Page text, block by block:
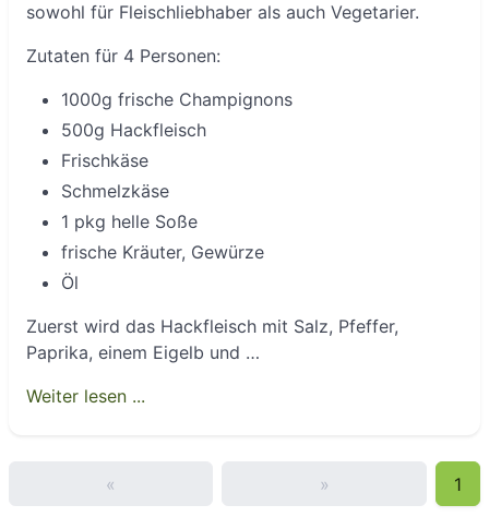
sowohl für Fleischliebhaber als auch Vegetarier.
Zutaten für 4 Personen:
1000g frische Champignons
500g Hackfleisch
Frischkäse
Schmelzkäse
1 pkg helle Soße
frische Kräuter, Gewürze
Öl
Zuerst wird das Hackfleisch mit Salz, Pfeffer,
Paprika, einem Eigelb und …
Weiter lesen ...
« » 1